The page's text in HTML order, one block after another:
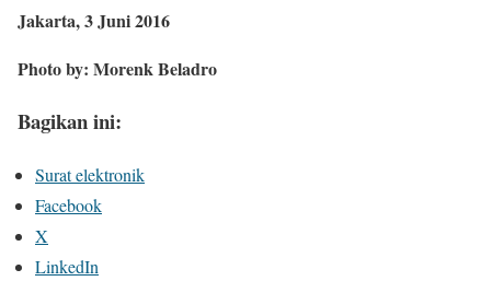
Jakarta, 3 Juni 2016
Photo by: Morenk Beladro
Bagikan ini:
Surat elektronik
Facebook
X
LinkedIn